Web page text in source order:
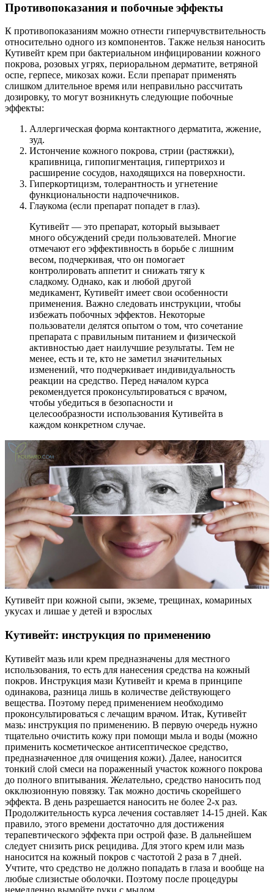
Противопоказания и побочные эффекты
К противопоказаниям можно отнести гиперчувствительность
относительно одного из компонентов. Также нельзя наносить
Кутивейт крем при бактериальном инфицировании кожного
покрова, розовых угрях, периоральном дерматите, ветряной
оспе, герпесе, микозах кожи. Если препарат применять
слишком длительное время или неправильно рассчитать
дозировку, то могут возникнуть следующие побочные
эффекты:
Аллергическая форма контактного дерматита, жжение,
зуд.
Истончение кожного покрова, стрии (растяжки),
крапивница, гипопигментация, гипертрихоз и
расширение сосудов, находящихся на поверхности.
Гиперкортицизм, толерантность и угнетение
функциональности надпочечников.
Глаукома (если препарат попадет в глаз).
Кутивейт — это препарат, который вызывает
много обсуждений среди пользователей. Многие
отмечают его эффективность в борьбе с лишним
весом, подчеркивая, что он помогает
контролировать аппетит и снижать тягу к
сладкому. Однако, как и любой другой
медикамент, Кутивейт имеет свои особенности
применения. Важно следовать инструкции, чтобы
избежать побочных эффектов. Некоторые
пользователи делятся опытом о том, что сочетание
препарата с правильным питанием и физической
активностью дает наилучшие результаты. Тем не
менее, есть и те, кто не заметил значительных
изменений, что подчеркивает индивидуальность
реакции на средство. Перед началом курса
рекомендуется проконсультироваться с врачом,
чтобы убедиться в безопасности и
целесообразности использования Кутивейта в
каждом конкретном случае.
Кутивейт при кожной сыпи, экземе, трещинах, комариных
укусах и лишае у детей и взрослых
Кутивейт: инструкция по применению
Кутивейт мазь или крем предназначены для местного
использования, то есть для нанесения средства на кожный
покров. Инструкция мази Кутивейт и крема в принципе
одинакова, разница лишь в количестве действующего
вещества. Поэтому перед применением необходимо
проконсультироваться с лечащим врачом. Итак, Кутивейт
мазь: инструкция по применению. В первую очередь нужно
тщательно очистить кожу при помощи мыла и воды (можно
применить косметическое антисептическое средство,
предназначенное для очищения кожи). Далее, наносится
тонкий слой смеси на пораженный участок кожного покрова
до полного впитывания. Желательно, средство наносить под
окклюзионную повязку. Так можно достичь скорейшего
эффекта. В день разрешается наносить не более 2-х раз.
Продолжительность курса лечения составляет 14-15 дней. Как
правило, этого времени достаточно для достижения
терапевтического эффекта при острой фазе. В дальнейшем
следует снизить риск рецидива. Для этого крем или мазь
наносится на кожный покров с частотой 2 раза в 7 дней.
Учтите, что средство не должно попадать в глаза и вообще на
любые слизистые оболочки. Поэтому после процедуры
немедленно вымойте руки с мылом.